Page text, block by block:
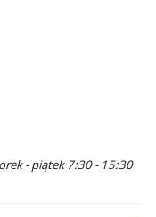
- piątek 7:30 - 15:30